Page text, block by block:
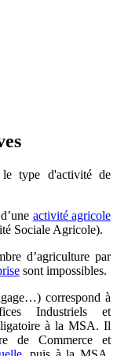
le type d'activité de
activité agricole
Sociale Agricole).
d’agriculture par
sont impossibles.
correspond à
Industriels et
à la MSA. Il
de Commerce et